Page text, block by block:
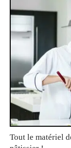
Tout le matériel